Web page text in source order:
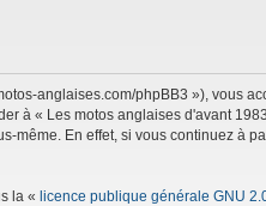
anglaises.com/phpBB3 »), vous
à « Les motos anglaises d'avant
même. En effet, si vous continuez à
la « licence publique générale GNU